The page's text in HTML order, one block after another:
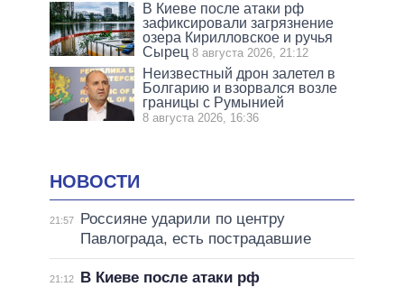
В Киеве после атаки рф
зафиксировали загрязнение
озера Кирилловское и ручья
Сырец 8 августа 2026, 21:12
Неизвестный дрон залетел в
Болгарию и взорвался возле
границы с Румынией
8 августа 2026, 16:36
НОВОСТИ
21:57
Россияне ударили по центру
Павлограда, есть пострадавшие
21:12
В Киеве после атаки рф